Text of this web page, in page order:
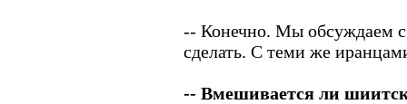
-- Конечно. Мы обсуждаем
сделать. С теми же
-- Вмешивается ли